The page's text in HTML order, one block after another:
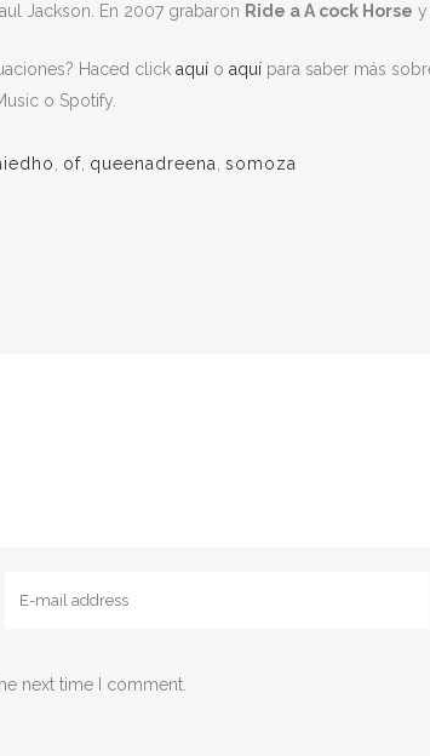
Jackson. En 2007 grabaron Ride a A cock Horse y
Haced click aquí o aquí para saber más
o Spotify.
of queenadreena somoza
next time I comment.